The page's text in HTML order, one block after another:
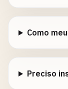
Como
Preciso